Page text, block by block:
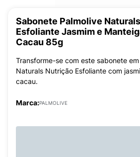
Sabonete Palmolive
Esfoliante Jasmim e
Cacau 85g
Transforme-se com este sabonete
Naturals Nutrição Esfoliante com
cacau.
Marca:PALMOLIVE